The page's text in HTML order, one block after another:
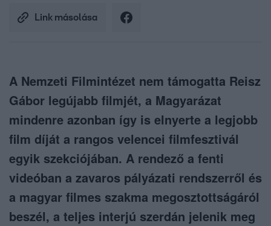
Link másolása
A Nemzeti Filmintézet nem támogatta Reisz
Gábor legújabb filmjét, a Magyarázat
mindenre azonban így is elnyerte a legjobb
film díját a rangos velencei filmfesztivál
egyik szekciójában. A rendező a fenti
videóban a zavaros pályázati rendszerről és
a magyar filmes szakma megosztottságáról
beszél, a teljes interjú szerdán jelenik meg